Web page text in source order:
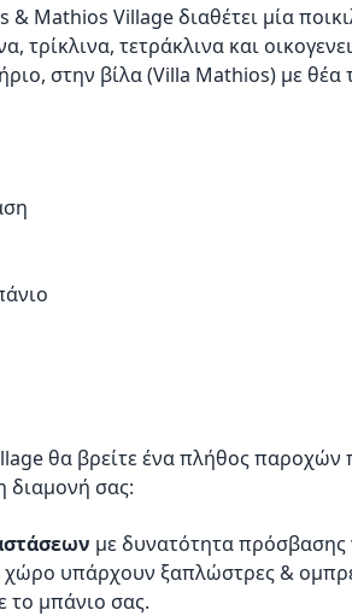
& Mathios Village διαθέτει μία
τρίκλινα, τετράκλινα και
στην βίλα (Villa Mathios) με
θα βρείτε ένα πλήθος
διαμονή σας:
με δυνατότητα πρόσβασης
χώρο υπάρχουν ξαπλώστρες &
το μπάνιο σας.